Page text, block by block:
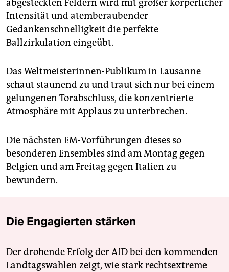
abgesteckten Feldern wird mit großer körperlicher
Intensität und atemberaubender
Gedankenschnelligkeit die perfekte
Ballzirkulation eingeübt.
Das Weltmeisterinnen-Publikum in Lausanne
schaut staunend zu und traut sich nur bei einem
gelungenen Torabschluss, die konzentrierte
Atmosphäre mit Applaus zu unterbrechen.
Die nächsten EM-Vorführungen dieses so
besonderen Ensembles sind am Montag gegen
Belgien und am Freitag gegen Italien zu
bewundern.
Die Engagierten stärken
Der drohende Erfolg der AfD bei den kommenden
Landtagswahlen zeigt, wie stark rechtsextreme